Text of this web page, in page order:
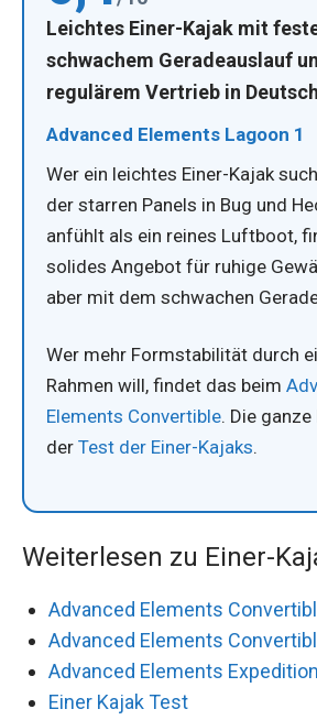
Leichtes Einer-Kajak mit
schwachem Geradeauslauf
regulärem Vertrieb in
Advanced Elements Lagoon 1
Wer ein leichtes Einer-Kajak
der starren Panels in Bug und
anfühlt als ein reines Luftboot,
solides Angebot für ruhige
aber mit dem schwachen
Wer mehr Formstabilität durch
Rahmen will, findet das beim
Elements Convertible. Die
der Test der Einer-Kajaks.
Weiterlesen zu Einer-
Advanced Elements
Advanced Elements
Advanced Elements
Einer Kajak Test